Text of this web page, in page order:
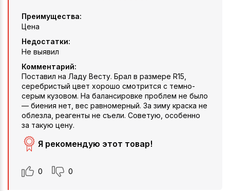
Преимущества:
Цена
Недостатки:
Не выявил
Комментарий:
Поставил на Ладу Весту. Брал в размере R15,
серебристый цвет хорошо смотрится с темно-
серым кузовом. На балансировке проблем не было
— биения нет, вес равномерный. За зиму краска не
облезла, реагенты не съели. Советую, особенно
за такую цену.
Я рекомендую этот товар!
0 0